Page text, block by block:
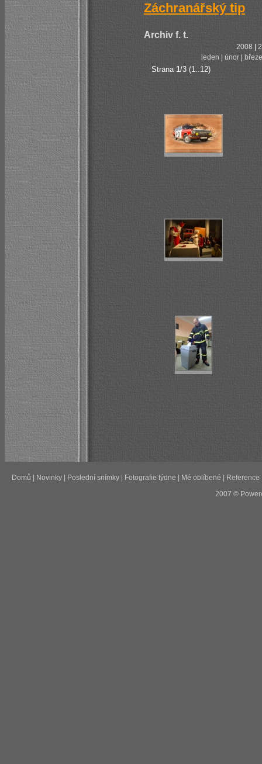
Záchranářský tip
Archiv f. t.
2008
leden
únor
Strana 1/3 (1..12)
Domů Novinky| Poslední snímky| Fotografie týdne Mé oblíbené Reference
2007 ©